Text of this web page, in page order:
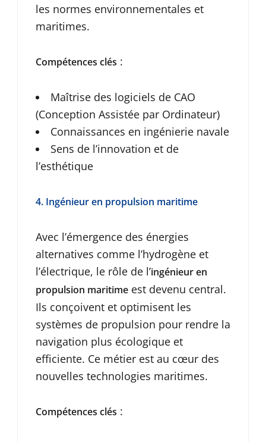
les normes environnementales et
maritimes.
Compétences clés :
Maîtrise des logiciels de CAO
(Conception Assistée par Ordinateur)
Connaissances en ingénierie navale
Sens de l’innovation et de
l’esthétique
4. Ingénieur en propulsion maritime
Avec l’émergence des énergies
alternatives comme l’hydrogène et
l’électrique, le rôle de l’ingénieur en
propulsion maritime est devenu central.
Ils conçoivent et optimisent les
systèmes de propulsion pour rendre la
navigation plus écologique et
efficiente. Ce métier est au cœur des
nouvelles technologies maritimes.
Compétences clés :